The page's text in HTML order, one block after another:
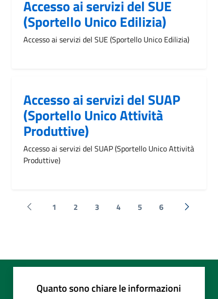
Accesso ai servizi del SUE
(Sportello Unico Edilizia)
Accesso ai servizi del SUE (Sportello Unico Edilizia)
Accesso ai servizi del SUAP
(Sportello Unico Attività
Produttive)
Accesso ai servizi del SUAP (Sportello Unico Attività
Produttive)
Pagina precedente
1 2 3 4 5 6
Quanto sono chiare le informazioni